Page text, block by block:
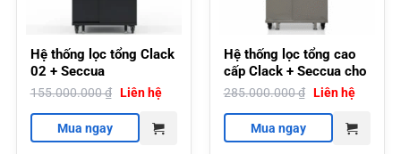
Hệ thống lọc tổng Clack
02 + Seccua
155.000.000₫ Liên hệ
Mua ngay
Hệ thống lọc tổng cao
cấp Clack + Seccua cho
gia đình và biệt thự
285.000.000₫ Liên hệ
Mua ngay